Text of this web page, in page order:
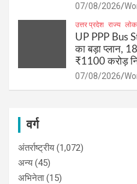
07/08/2026
उत्तर प्रदेश राज्य
UP PPP Bus
का बड़ा प्लान,
₹1100 करोड़
07/08/2026
वर्ग
अंतर्राष्ट्रीय(1,072)
अन्य(45)
अभिनेता(15)